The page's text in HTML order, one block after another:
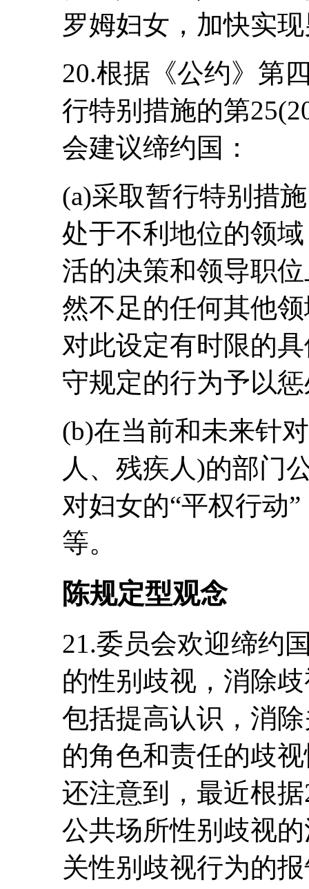
罗姆妇女，加快实
20.根据《公约》第
行特别措施的第
会建议缔约国：
(a)采取暂行特别措
处于不利地位的领
活的决策和领导职
然不足的任何其他
对此设定有时限的
守规定的行为予以
(b)在当前和未来针
人、残疾人)的部门
对妇女的“平权行动
等。
陈规定型观念
21.委员会欢迎缔约
的性别歧视，消除
包括提高认识，消
的角色和责任的歧
还注意到，最近根
公共场所性别歧视
关性别歧视行为的